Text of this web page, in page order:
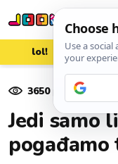
lol!
3650pregleda
Jedi samo